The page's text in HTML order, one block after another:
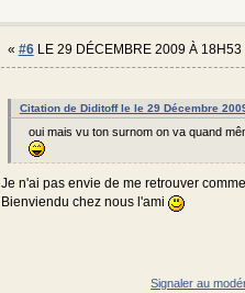
« #6LE 29 DÉCEMBRE 2009 À 18H53
Citation de Diditoff le le 29 Décembre
oui mais vu ton surnom on va quand
Je n'ai pas envie de me retrouver
Bienviendu chez nous l'ami
Signaler au